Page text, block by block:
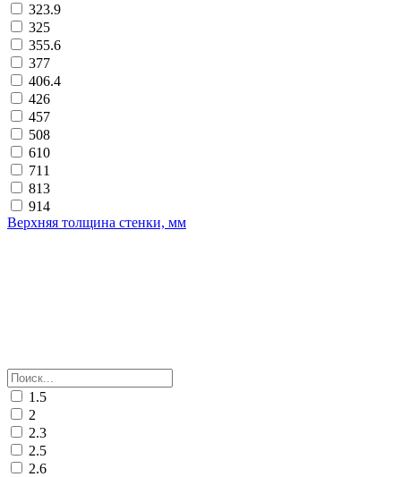
323.9
325
355.6
377
406.4
426
457
508
610
711
813
914
Верхняя толщина стенки, мм
1.5
2
2.3
2.5
2.6